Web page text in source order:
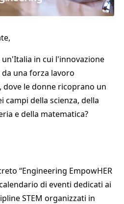
in cui l'innovazione
una forza lavoro
dove le donne ricoprano un
della scienza, della
e della matematica?
“Engineering EmpowHER
di eventi dedicati ai
STEM organizzati in